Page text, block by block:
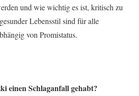
und wie wichtig es ist, kritisch zu
Lebensstil sind für alle
von Promistatus.
einen Schlaganfall gehabt?